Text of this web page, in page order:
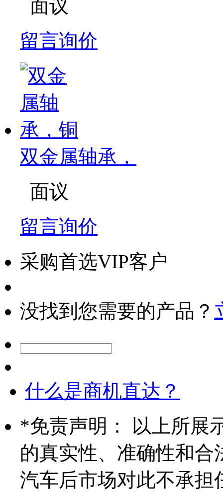
面议
留言询价
双金属轴承，
面议
留言询价
采购首选VIP客户
没找到您需要的产品？
什么是商机直达？
*免责声明： 以上所展
的真实性、准确性和合
汽车后市场对此不承担